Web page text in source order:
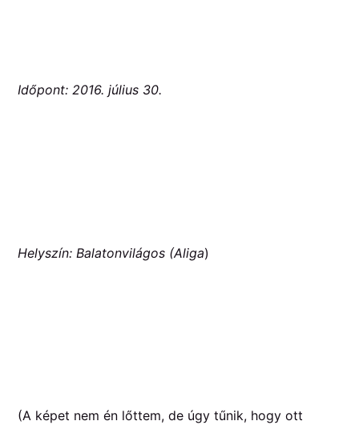
Időpont: 2016. július 30.
Helyszín: Balatonvilágos (Aliga)
(A képet nem én lőttem, de úgy tűnik, hogy ott